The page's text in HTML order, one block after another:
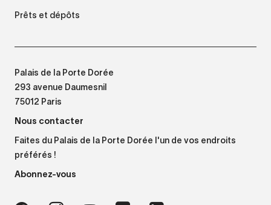
Prêts et dépôts
Palais de la Porte Dorée
293 avenue Daumesnil
75012 Paris
Nous contacter
Faites du Palais de la Porte Dorée l'un de vos endroits
préférés !
Abonnez-vous